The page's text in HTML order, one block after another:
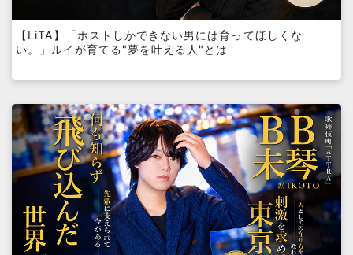
【LiTA】「ホストしかできない男には育ってほしくな
い。」ルイが育てる"夢を叶える人"とは